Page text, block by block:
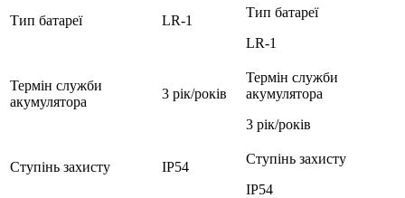
Тип батареї LR-1
Тип батареї
LR-1
Термін служби
акумулятора
3 рік/років
Термін служби
акумулятора
3 рік/років
Ступінь захисту IP54
Ступінь захисту
IP54